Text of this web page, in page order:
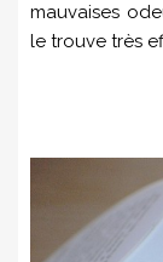
mauvaises
le trouve très